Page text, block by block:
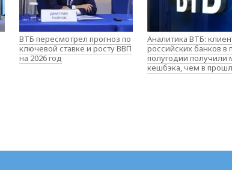
ВТБ пересмотрел прогноз по
ключевой ставке и росту ВВП
на 2026 год
Аналитика ВТБ:
российских банков в
полугодии
кешбэка, чем в